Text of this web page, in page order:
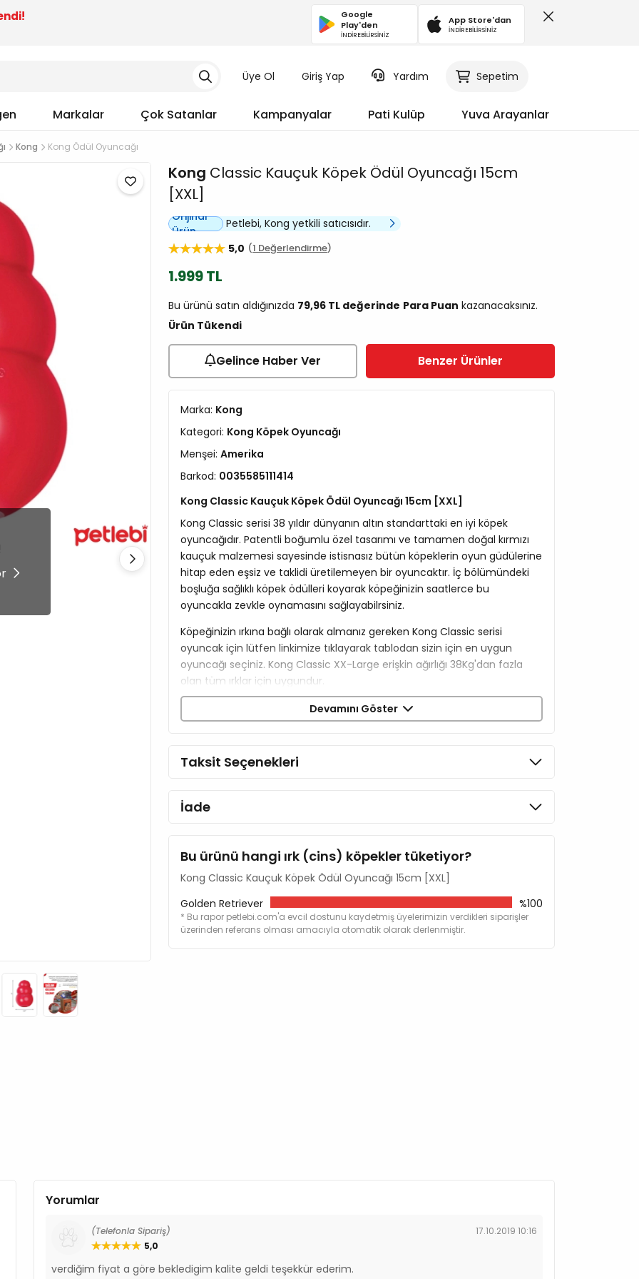
Google
Play'den
İNDİREBİLİRSİNİZ
App Store'dan
İNDİREBİLİRSİNİZ
Üye Ol Giriş Yap Yardım Sepetim
Markalar Çok Satanlar Kampanyalar Pati Kulüp Yuva Arayanlar
Kong Kong Ödül Oyuncağı
Kong Classic Kauçuk Köpek Ödül Oyuncağı 15cm
[XXL]
Orijinal
Ürün
Petlebi, Kong yetkili satıcısıdır.
5,0
1 Değerlendirme
1.999 TL
Bu ürünü satın aldığınızda 79,96 TL değerinde Para Puan kazanacaksınız.
Ürün Tükendi
Gelince Haber Ver Benzer Ürünler
Marka: Kong
Kategori: Kong Köpek Oyuncağı
Menşei: Amerika
Barkod: 0035585111414
Kong Classic Kauçuk Köpek Ödül Oyuncağı 15cm [XXL]
Kong Classic serisi 38 yıldır dünyanın altın standarttaki en iyi köpek
oyuncağıdır. Patentli boğumlu özel tasarımı ve tamamen doğal kırmızı
kauçuk malzemesi sayesinde istisnasız bütün köpeklerin oyun güdülerine
hitap eden eşsiz ve taklidi üretilemeyen bir oyuncaktır. İç bölümündeki
boşluğa sağlıklı köpek ödülleri koyarak köpeğinizin saatlerce bu
oyuncakla zevkle oynamasını sağlayabilrsiniz.
Köpeğinizin ırkına bağlı olarak almanız gereken Kong Classic serisi
oyuncak için lütfen linkimize tıklayarak tablodan sizin için en uygun
oyuncağı seçiniz. Kong Classic XX-Large erişkin ağırlığı 38Kg'dan fazla
olan tüm ırklar için uygundur.
Devamını Göster
Taksit Seçenekleri
İade
Bu ürünü hangi ırk (cins) köpekler tüketiyor?
Kong Classic Kauçuk Köpek Ödül Oyuncağı 15cm [XXL]
Golden Retriever
%100
* Bu rapor petlebi.com'a evcil dostunu kaydetmiş üyelerimizin verdikleri siparişler
üzerinden referans olması amacıyla otomatik olarak derlenmiştir.
Yorumlar
(Telefonla Sipariş)
17.10.2019 10:16
5,0
verdiğim fiyat a göre bekledigim kalite geldi teşekkür ederim.